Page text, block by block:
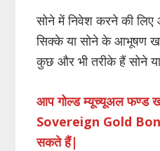
ac
e
b
o
o
k
itt
er
h
at
s
A
p
p
e
st
सोने में निवेश करने की
सिक्के या सोने के आभूषण
कुछ और भी तरीके हैं सोने
आप गोल्ड म्यूच्यूअल फण्ड
Sovereign Gold Bond
सकते हैं|